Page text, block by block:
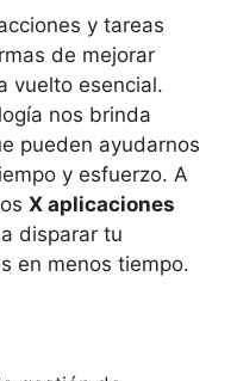
y tareas
de mejorar
vuelto esencial.
nos brinda
pueden ayudarnos
y esfuerzo. A
X aplicaciones
disparar tu
en menos tiempo.